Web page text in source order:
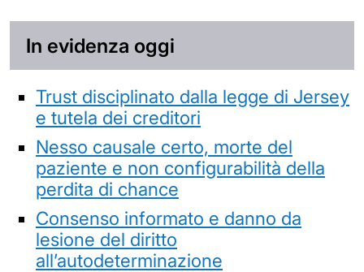
In evidenza oggi
Trust disciplinato dalla legge di Jersey
e tutela dei creditori
Nesso causale certo, morte del
paziente e non configurabilità della
perdita di chance
Consenso informato e danno da
lesione del diritto
all’autodeterminazione